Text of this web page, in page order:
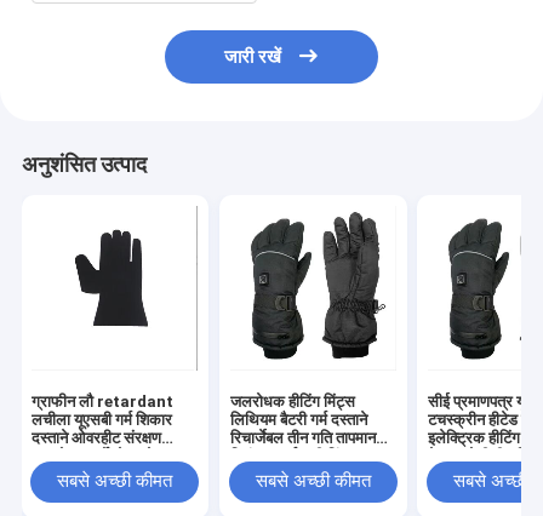
जारी रखें
अनुशंसित उत्पाद
ग्राफीन लौ retardant
लचीला यूएसबी गर्म शिकार
दस्ताने ओवरहीट संरक्षण
आउटडोर उपयोग
सबसे अच्छी कीमत
जलरोधक हीटिंग मिंट्स
लिथियम बैटरी गर्म दस्ताने
रिचार्जेबल तीन गति तापमान
सबसे अच्छी कीमत
सीई प्रमाणपत्र
टचस्क्रीन हीटेड
इलेक्ट्रिक हीटिंग
लिए
सबसे अच्छी